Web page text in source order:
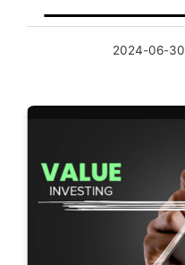
2024-06-30